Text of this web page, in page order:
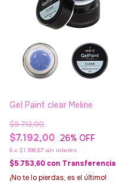
Gel Paint clear Meline
$7.192,00
$9.713,00
26% OFF
6 x $1.198,67 sin interés
$5.753,60 con Transferencia
¡No te lo pierdas, es el último!